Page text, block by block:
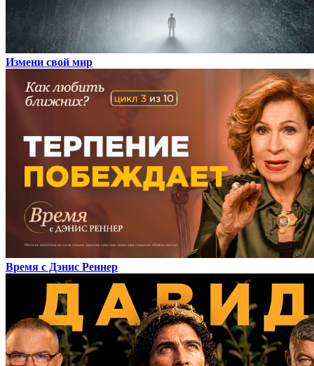
Измени свой мир
Время с Дэнис Реннер